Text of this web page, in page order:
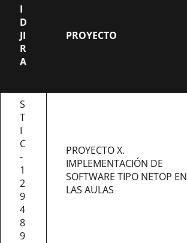
I
D
JI
R
A
PROYECTO
S
T
I
C
-
1
2
9
4
8
9
PROYECTO X.
IMPLEMENTACIÓN DE
SOFTWARE TIPO NETOP EN
LAS AULAS